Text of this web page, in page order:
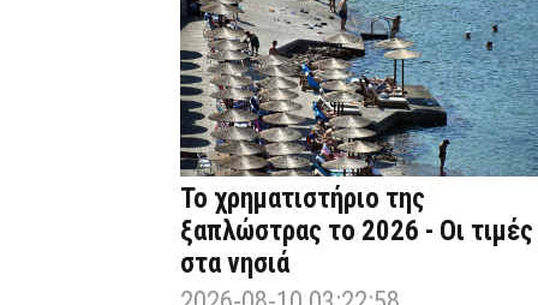
Το χρηματιστήριο της
ξαπλώστρας το 2026 - Οι τιμές
στα νησιά